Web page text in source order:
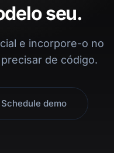
seu.
e incorpore-o no
de código.
Schedule demo